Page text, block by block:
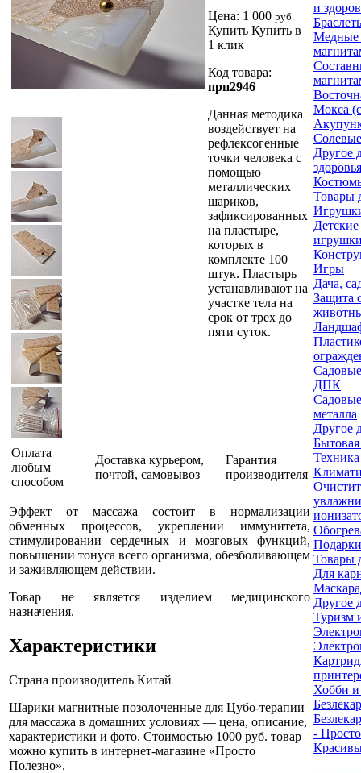
Цена: 1 000 руб.
Купить Купить в
1 клик
Код товара:
прп2946
Данная методика
воздействует на
рефлексогенные
точки человека с
помощью
металлических
шариков,
зафиксированных
на пластыре,
которых в
комплекте 100
штук. Пластырь
устанавливают на
участке тела на
срок от трех до
пяти суток.
Оплата
любым
способом
Доставка курьером,
почтой, самовывоз
Гарантия
производителя
Эффект от массажа состоит в нормализации
обменных процессов, укреплении иммунитета,
стимулировании сердечных и мозговых функций,
повышении тонуса всего организма, обезболивающем
и заживляющем действии.
Товар не является изделием медицинского
назначения.
Характеристики
Страна производитель Китай
Шарики магнитные позолоченные для Цубо-терапии
для массажа в домашних условиях — цена, описание,
характеристики и фото. Стоимостью 1000 руб. товар
можно купить в интернет-магазине «Просто
Полезно».
и
Медные
Мокса
Другое
здоровья
Товары
Игры
Дача,
Защита
ДПК
металла
Другое
Товары
Для
Другое
Туризм
Хобби и
-